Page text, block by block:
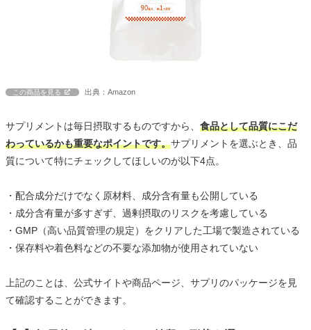
この商品を見る 出典：Amazon
サプリメントは毎日摂取するものですから、 食品として品質にこだ
わっているかも重要なポイントです。サプリメントを選ぶとき、品
質について特にチェックしてほしいのが以下4点。
・配合成分だけでなく原材料、成分含有量も公開している
・成分含有量が多すぎず、過剰摂取のリスクを考慮している
・GMP（高い品質管理の規定）をクリアした工場で製造されている
・保存料や着色料などの不要な添加物が使用されていない
上記のことは、公式サイトや商品ページ、サプリのパッケージを見
て確認することができます。